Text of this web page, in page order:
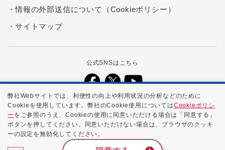
情報の外部送信について（Cookieポリシー）
サイトマップ
公式SNSはこちら
本ホームページに記載する会社名、商品名、ブランド名などは、各社の
商号、登録商標、または商標です。
Copyright ©2026 NTTPC Communications, Inc. All Rights
弊社Webサイトでは、利便性の向上や利用状況の分析などのために
Cookieを使用しています。弊社のCookie使用についてはCookieポリシ
ー をご参照のうえ、Cookieの使用に同意いただける場合は「同意する」
ボタンを押してください。同意いただけない場合は、ブラウザのクッキ
ーの設定を無効化してください。